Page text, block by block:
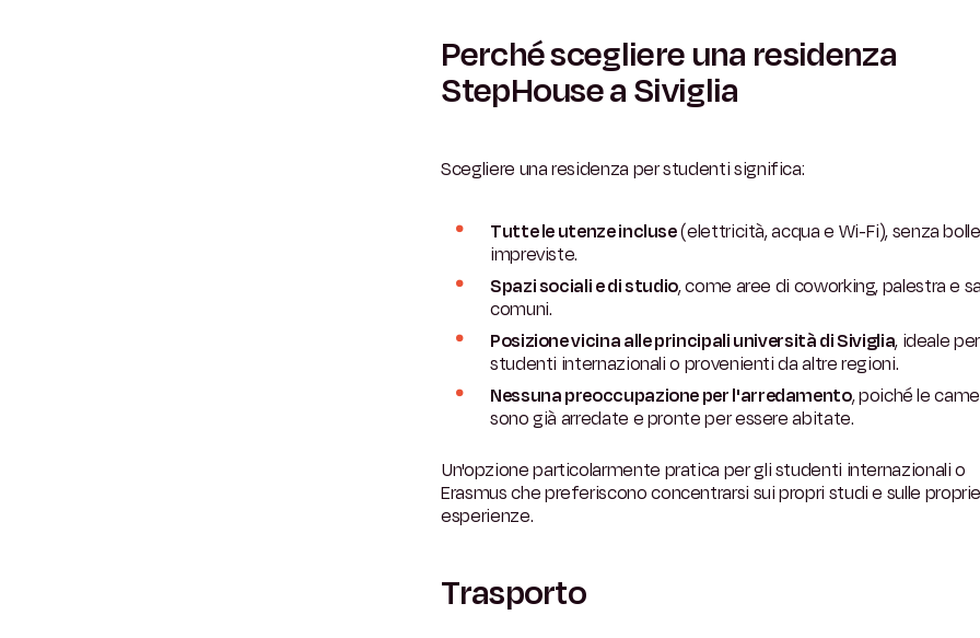
Perché scegliere una residenza
StepHouse a Siviglia
Scegliere una residenza per studenti significa:
Tutte le utenze incluse(elettricità, acqua e Wi-Fi), senza
impreviste.
Spazi sociali e di studio, come aree di coworking, palestra e
comuni.
Posizione vicina alle principali università di Siviglia, ideale per
studenti internazionali o provenienti da altre regioni.
Nessuna preoccupazione per l'arredamento, poiché le
sono già arredate e pronte per essere abitate.
Un'opzione particolarmente pratica per gli studenti internazionali o
Erasmus che preferiscono concentrarsi sui propri studi e sulle proprie
esperienze.
Trasporto